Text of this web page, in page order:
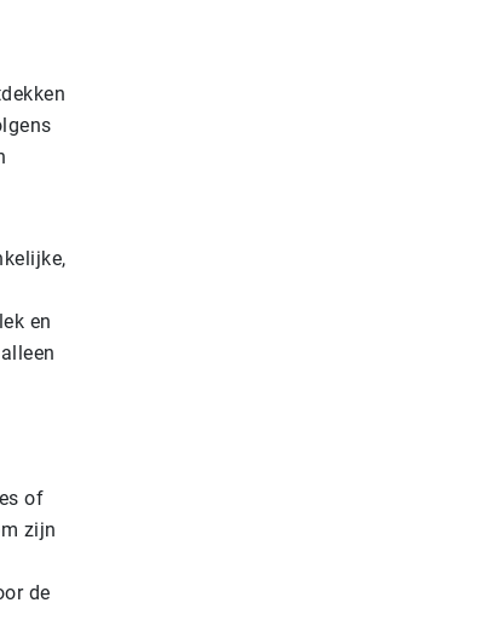
en
of
zijn
de